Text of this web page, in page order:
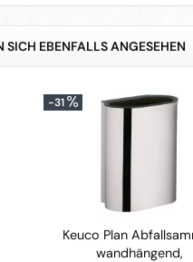
SICH EBENFALLS ANGESEHEN
-31
Keuco Plan
wandhängend,